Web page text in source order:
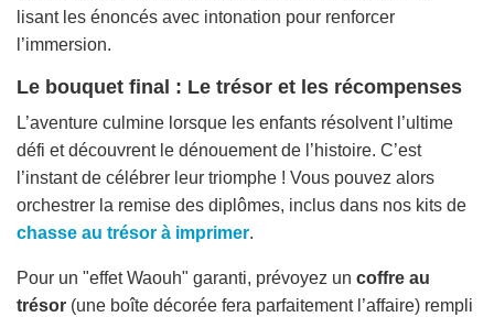
lisant les énoncés avec intonation pour renforcer
l’immersion.
Le bouquet final : Le trésor et les récompenses
L’aventure culmine lorsque les enfants résolvent l’ultime
défi et découvrent le dénouement de l’histoire. C’est
l’instant de célébrer leur triomphe ! Vous pouvez alors
orchestrer la remise des diplômes, inclus dans nos kits de
chasse au trésor à imprimer.
Pour un "effet Waouh" garanti, prévoyez un coffre au
trésor (une boîte décorée fera parfaitement l’affaire) rempli